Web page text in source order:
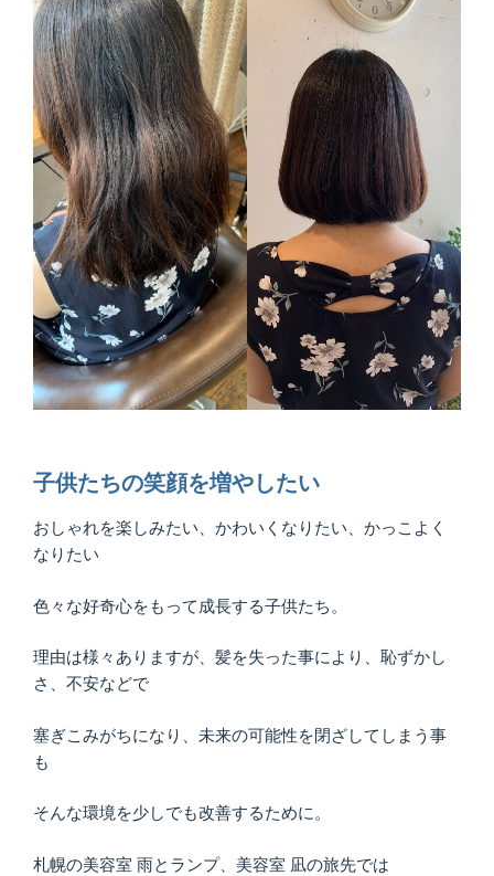
子供たちの笑顔を増やしたい
おしゃれを楽しみたい、かわいくなりたい、かっこよく
なりたい
色々な好奇心をもって成長する子供たち。
理由は様々ありますが、髪を失った事により、恥ずかし
さ、不安などで
塞ぎこみがちになり、未来の可能性を閉ざしてしまう事
も
そんな環境を少しでも改善するために。
札幌の美容室 雨とランプ、美容室 凪の旅先では